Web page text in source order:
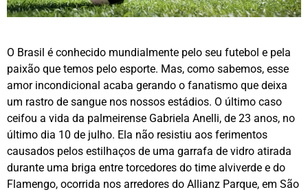
O Brasil é conhecido mundialmente pelo seu futebol e pela
paixão que temos pelo esporte. Mas, como sabemos, esse
amor incondicional acaba gerando o fanatismo que deixa
um rastro de sangue nos nossos estádios. O último caso
ceifou a vida da palmeirense Gabriela Anelli, de 23 anos, no
último dia 10 de julho. Ela não resistiu aos ferimentos
causados pelos estilhaços de uma garrafa de vidro atirada
durante uma briga entre torcedores do time alviverde e do
Flamengo, ocorrida nos arredores do Allianz Parque, em São